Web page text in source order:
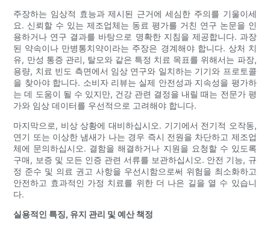
주장하는 임상적 효능과 제시된 근거에 세심한 주의를 기울이세
요. 신뢰할 수 있는 제조업체는 동료 평가를 거친 연구 논문을 인
용하거나 연구 결과를 바탕으로 명확한 지침을 제공합니다. 과장
된 약속이나 만병통치약이라는 주장은 경계해야 합니다. 상처 치
유, 만성 통증 관리, 탈모와 같은 특정 치료 목표를 위해서는 파장,
용량, 치료 빈도 측면에서 임상 연구와 일치하는 기기와 프로토콜
을 찾아야 합니다. 소비자 리뷰는 실제 안전성과 지속성을 평가하
는 데 도움이 될 수 있지만, 건강 관련 결정을 내릴 때는 전문가 평
가와 임상 데이터를 우선적으로 고려해야 합니다.
마지막으로, 비상 상황에 대비하십시오. 기기에서 전기적 오작동,
연기 또는 이상한 냄새가 나는 경우 즉시 전원을 차단하고 제조업
체에 문의하십시오. 결함을 해결하거나 지원을 요청할 수 있도록
구매, 보증 및 모든 인증 관련 서류를 보관하십시오. 안전 기능, 규
정 준수 및 의료 권고 사항을 우선시함으로써 위험을 최소화하고
안전하고 효과적인 가정 치료를 위한 더 나은 길을 열 수 있습니
다.
실용적인 특징, 유지 관리 및 예산 책정